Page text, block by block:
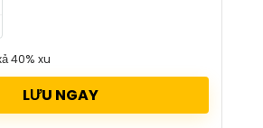
40% xu
LƯU NGAY